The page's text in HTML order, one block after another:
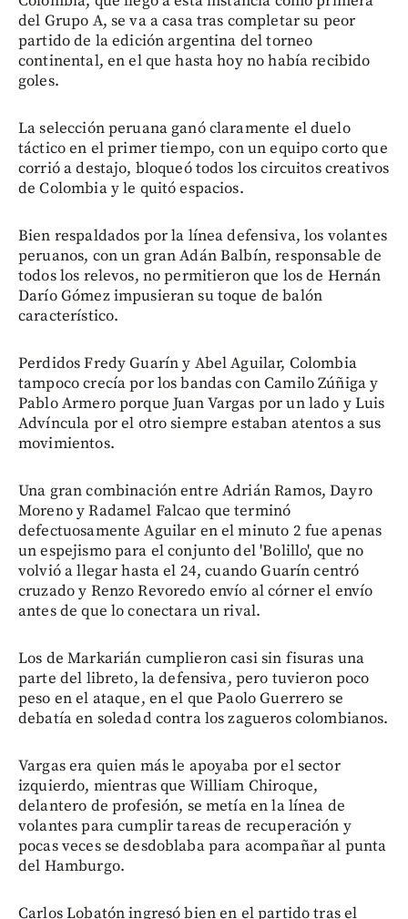
del Grupo A, se va a casa tras completar su peor
partido de la edición argentina del torneo
continental, en el que hasta hoy no había recibido
goles.
La selección peruana ganó claramente el duelo
táctico en el primer tiempo, con un equipo corto que
corrió a destajo, bloqueó todos los circuitos creativos
de Colombia y le quitó espacios.
Bien respaldados por la línea defensiva, los volantes
peruanos, con un gran Adán Balbín, responsable de
todos los relevos, no permitieron que los de Hernán
Darío Gómez impusieran su toque de balón
característico.
Perdidos Fredy Guarín y Abel Aguilar, Colombia
tampoco crecía por los bandas con Camilo Zúñiga y
Pablo Armero porque Juan Vargas por un lado y Luis
Advíncula por el otro siempre estaban atentos a sus
movimientos.
Una gran combinación entre Adrián Ramos, Dayro
Moreno y Radamel Falcao que terminó
defectuosamente Aguilar en el minuto 2 fue apenas
un espejismo para el conjunto del 'Bolillo', que no
volvió a llegar hasta el 24, cuando Guarín centró
cruzado y Renzo Revoredo envío al córner el envío
antes de que lo conectara un rival.
Los de Markarián cumplieron casi sin fisuras una
parte del libreto, la defensiva, pero tuvieron poco
peso en el ataque, en el que Paolo Guerrero se
debatía en soledad contra los zagueros colombianos.
Vargas era quien más le apoyaba por el sector
izquierdo, mientras que William Chiroque,
delantero de profesión, se metía en la línea de
volantes para cumplir tareas de recuperación y
pocas veces se desdoblaba para acompañar al punta
del Hamburgo.
Carlos Lobatón ingresó bien en el partido tras el